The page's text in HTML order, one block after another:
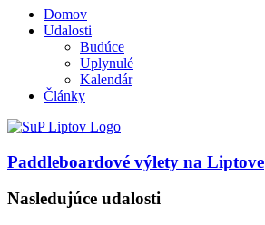
Domov
Udalosti
Budúce
Uplynulé
Kalendár
Články
Paddleboardové výlety na Liptove
Nasledujúce udalosti